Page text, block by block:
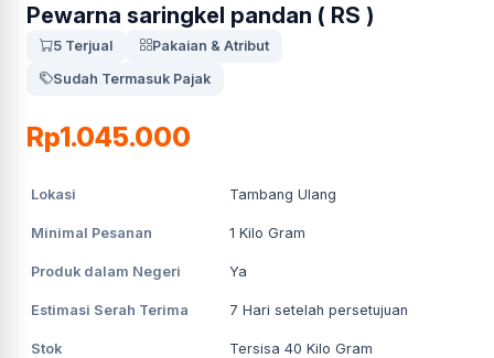
Pewarna saringkel pandan ( RS )
5 Terjual
Pakaian & Atribut
Sudah Termasuk Pajak
Rp1.045.000
Lokasi Tambang Ulang
Minimal Pesanan 1 Kilo Gram
Produk dalam Negeri Ya
Estimasi Serah Terima 7 Hari setelah persetujuan
Stok Tersisa 40 Kilo Gram